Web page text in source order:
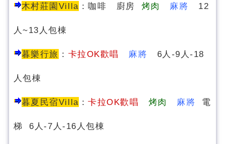
木村莊園Villa ：咖啡 廚房 烤肉 麻將 12
人~13人包棟
暮樂行旅 ： 卡拉OK歡唱 麻將 6人-9人-18
人包棟
暮夏民宿Villa ：卡拉OK歡唱 烤肉 麻將 電
梯 6人-7人-16人包棟